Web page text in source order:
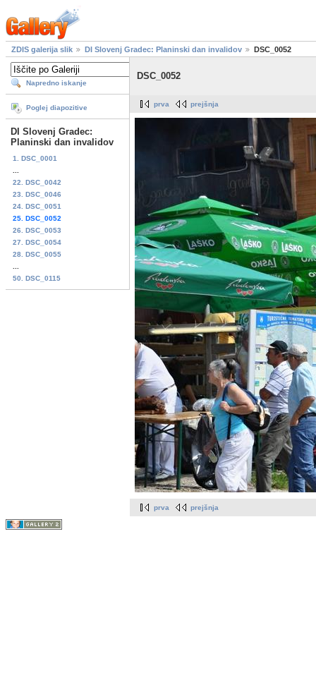
ZDIS galerija slik DI Slovenj Gradec: Planinski dan invalidov DSC_0052
Napredno iskanje
Poglej diapozitive
DI Slovenj Gradec:
Planinski dan invalidov
1. DSC_0001
22. DSC_0042
23. DSC_0046
24. DSC_0051
25. DSC_0052
26. DSC_0053
27. DSC_0054
28. DSC_0055
50. DSC_0115
DSC_0052
prva prejšnja
prva prejšnja